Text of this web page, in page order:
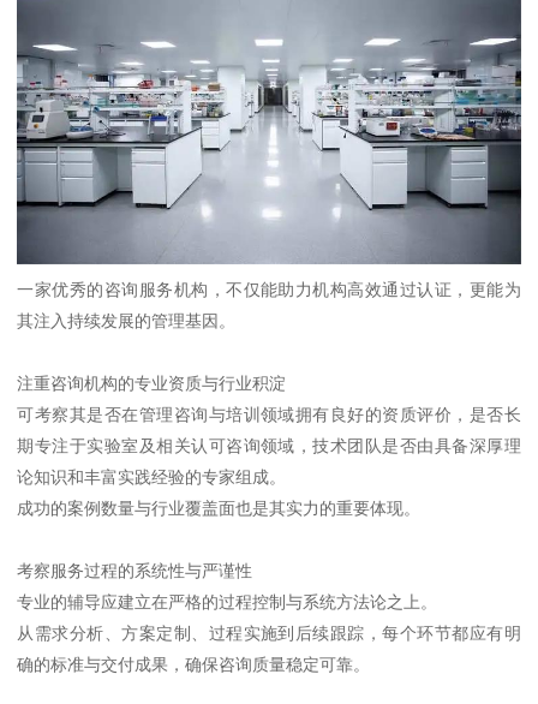
一家优秀的咨询服务机构，不仅能助力机构高效通过认证，更能为
其注入持续发展的管理基因。
注重咨询机构的专业资质与行业积淀
可考察其是否在管理咨询与培训领域拥有良好的资质评价，是否长
期专注于实验室及相关认可咨询领域，技术团队是否由具备深厚理
论知识和丰富实践经验的专家组成。
成功的案例数量与行业覆盖面也是其实力的重要体现。
考察服务过程的系统性与严谨性
专业的辅导应建立在严格的过程控制与系统方法论之上。
从需求分析、方案定制、过程实施到后续跟踪，每个环节都应有明
确的标准与交付成果，确保咨询质量稳定可靠。